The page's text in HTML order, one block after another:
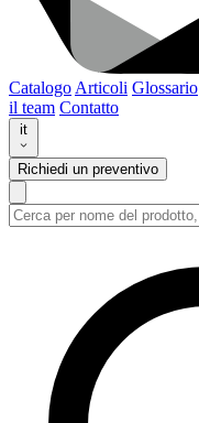
Catalogo Articoli Glossario
il team Contatto
it
Richiedi un preventivo